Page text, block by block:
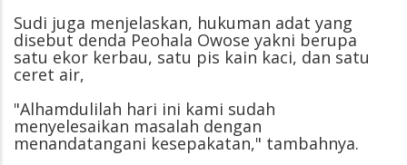
Sudi juga menjelaskan, hukuman adat yang
disebut denda Peohala Owose yakni berupa
satu ekor kerbau, satu pis kain kaci, dan satu
ceret air,
"Alhamdulilah hari ini kami sudah
menyelesaikan masalah dengan
menandatangani kesepakatan," tambahnya.